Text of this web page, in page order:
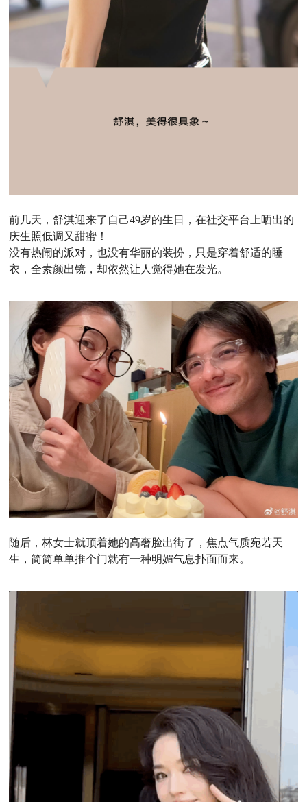
前几天，舒淇迎来了自己49岁的生日，在社交平台上晒出的
庆生照低调又甜蜜！
没有热闹的派对，也没有华丽的装扮，只是穿着舒适的睡
衣，全素颜出镜，却依然让人觉得她在发光。
随后，林女士就顶着她的高奢脸出街了，焦点气质宛若天
生，简简单单推个门就有一种明媚气息扑面而来。